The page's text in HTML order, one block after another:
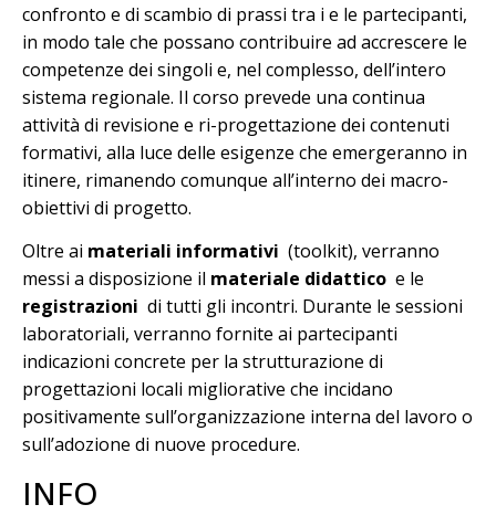
confronto e di scambio di prassi tra i e le partecipanti,
in modo tale che possano contribuire ad accrescere le
competenze dei singoli e, nel complesso, dell’intero
sistema regionale. Il corso prevede una continua
attività di revisione e ri-progettazione dei contenuti
formativi, alla luce delle esigenze che emergeranno in
itinere, rimanendo comunque all’interno dei macro-
obiettivi di progetto.
Oltre ai materiali informativi (toolkit), verranno
messi a disposizione il materiale didattico e le
registrazioni di tutti gli incontri. Durante le sessioni
laboratoriali, verranno fornite ai partecipanti
indicazioni concrete per la strutturazione di
progettazioni locali migliorative che incidano
positivamente sull’organizzazione interna del lavoro o
sull’adozione di nuove procedure.
INFO